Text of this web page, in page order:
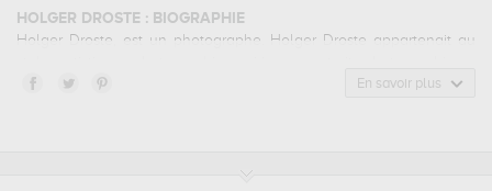
HOLGER DROSTE : BIOGRAPHIE
Holger Droste, est un photographe. Holger Droste appartenait au
urbex. Il a été principalement actif durant la période contemporain.
locomotive breath, time to go, benz...
En savoir plus